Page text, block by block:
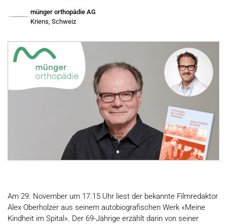
münger orthopädie AG
Kriens, Schweiz
Am 29. November um 17.15 Uhr liest der bekannte Filmredaktor
Alex Oberholzer aus seinem autobiografischen Werk «Meine
Kindheit im Spital». Der 69-Jährige erzählt darin von seiner